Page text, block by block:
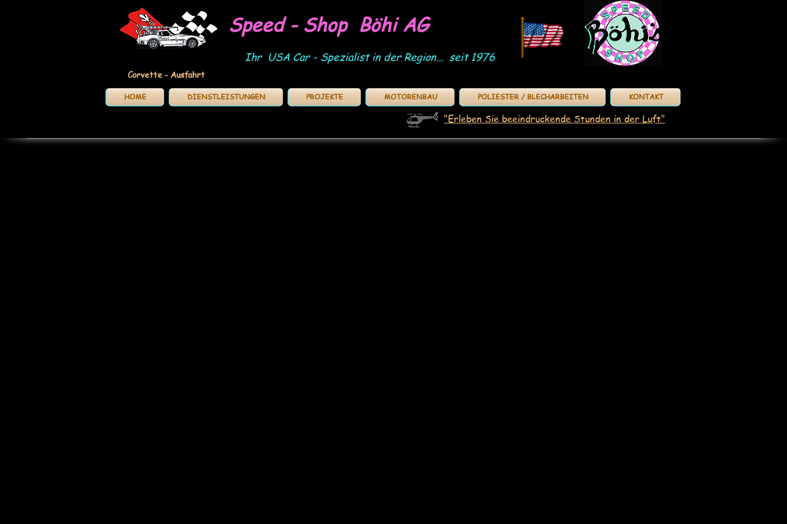
Speed - Shop Böhi AG
Ihr USA Car - Spezialist in der Region... seit 1976
Corvette - Ausfahrt
HOME DIENSTLEISTUNGEN PROJEKTE MOTORENBAU POLIESTER / BLECHARBEITEN KONTAKT
"Erleben Sie beeindruckende Stunden in der Luft"